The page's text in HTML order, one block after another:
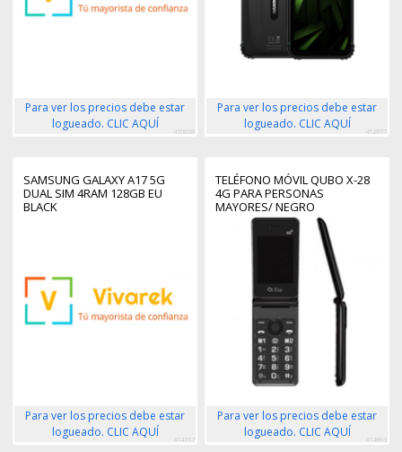
Para ver los precios debe estar
logueado. CLIC AQUÍ
410868
Para ver los precios debe estar
logueado. CLIC AQUÍ
412977
SAMSUNG GALAXY A17 5G
DUAL SIM 4RAM 128GB EU
BLACK
Para ver los precios debe estar
logueado. CLIC AQUÍ
414767
TELÉFONO MÓVIL QUBO X-28
4G PARA PERSONAS
MAYORES/ NEGRO
Para ver los precios debe estar
logueado. CLIC AQUÍ
414963